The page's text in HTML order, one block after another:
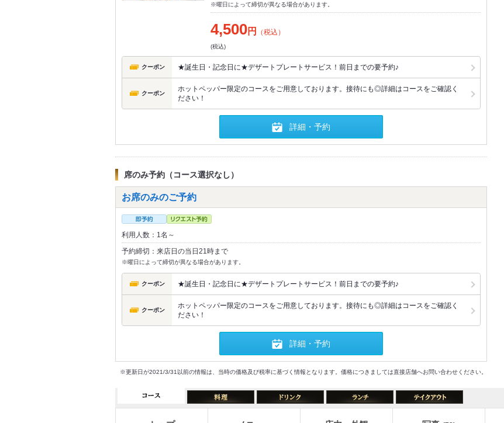
※曜日によって締切が異なる場合があります。
4,500円 （税込）
(税込)
クーポン ★誕生日・記念日に★デザートプレートサービス！前日までの要予約♪
クーポン
ホットペッパー限定のコースをご用意しております。接待にも◎詳細はコースをご確認く
ださい！
詳細・予約
席のみ予約（コース選択なし）
お席のみのご予約
利用人数：1名～
予約締切：来店日の当日21時まで
※曜日によって締切が異なる場合があります。
クーポン ★誕生日・記念日に★デザートプレートサービス！前日までの要予約♪
クーポン
ホットペッパー限定のコースをご用意しております。接待にも◎詳細はコースをご確認く
ださい！
詳細・予約
※更新日が2021/3/31以前の情報は、当時の価格及び税率に基づく情報となります。価格につきましては直接店舗へお問い合わせください。